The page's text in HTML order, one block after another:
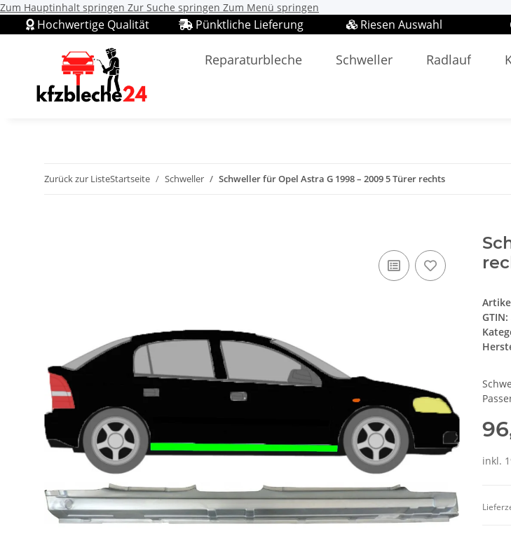
Zum Hauptinhalt springen Zur Suche springen Zum Menü springen
Riesen Auswahl
Pünktliche Lieferung
Hochwertige Qualität
Reparaturbleche Schweller Radlauf
Zurück zur ListeStartseite Schweller Schweller für Opel Astra G 1998 – 2009 5 Türer rechts
GTIN:
inkl.